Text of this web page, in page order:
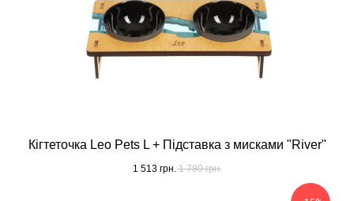
Кігтеточка Leo Pets L + Підставка з мисками "River"
1 513 грн. 1 780 грн.